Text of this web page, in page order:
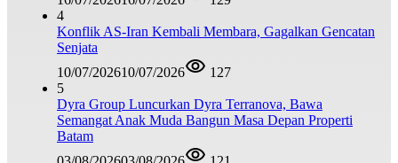
4
Konflik AS-Iran Kembali Membara, Gagalkan Gencatan
Senjata
10/07/202610/07/2026
127
5
Dyra Group Luncurkan Dyra Terranova, Bawa
Semangat Anak Muda Bangun Masa Depan Properti
Batam